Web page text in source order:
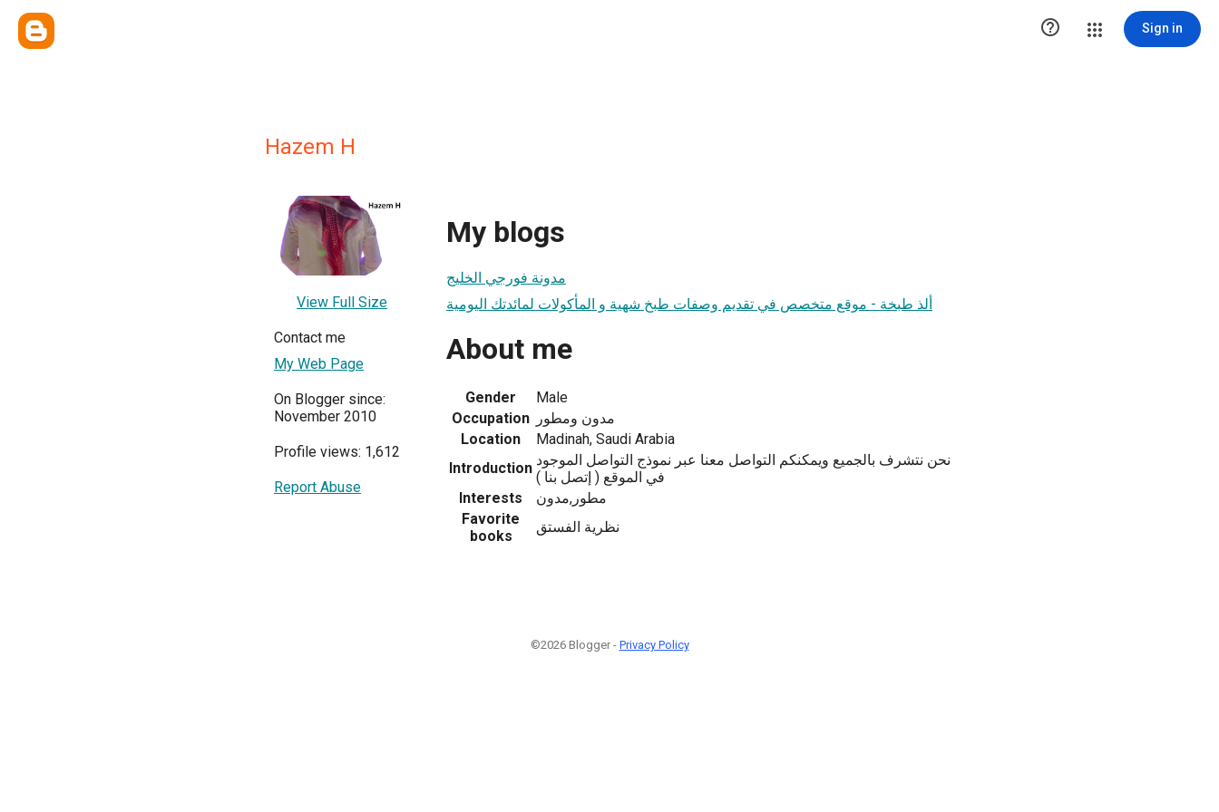
 Sign in
Hazem H
View Full Size
Contact me
My Web Page
On Blogger since:
November 2010
Profile views: 1,612
Report Abuse
My blogs
مدونة فورجي الخليج
ألذ طبخة - موقع متخصص في تقديم وصفات طبخ شهية و المأكولات لمائدتك اليومية
About me
Gender
Male
Occupation
مدون ومطور
Location
Madinah, Saudi Arabia
Introduction نحن نتشرف بالجميع ويمكنكم التواصل معنا عبر نموذج التواصل الموجود
في الموقع ( إتصل بنا )
Interests
مطور,مدون
Favorite
books
نظرية الفستق
©2026 Blogger - Privacy Policy